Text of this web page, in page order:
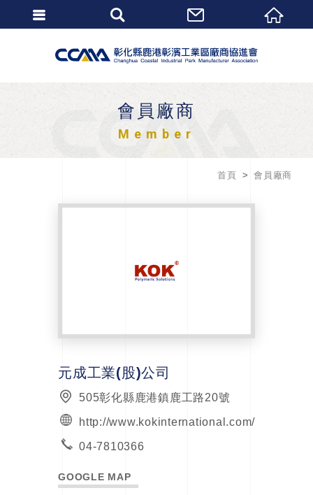
會員廠商
Member
首頁 會員廠商
元成工業(股)公司
505彰化縣鹿港鎮鹿工路20號
http://www.kokinternational.com/
04-7810366
GOOGLE MAP